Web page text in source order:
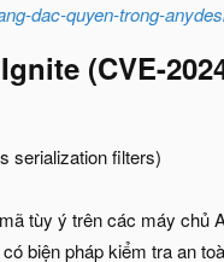
dac-quyen-trong-
(CVE-
serialization filters)
tùy ý trên các máy chủ
biện pháp kiểm tra an